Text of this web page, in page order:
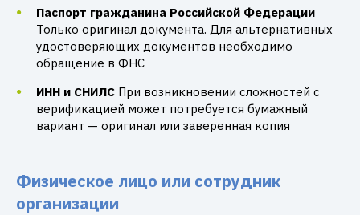
Паспорт гражданина Российской Федерации
Только оригинал документа. Для альтернативных
удостоверяющих документов необходимо
обращение в ФНС
ИНН и СНИЛС При возникновении сложностей с
верификацией может потребуется бумажный
вариант — оригинал или заверенная копия
Физическое лицо или сотрудник
организации